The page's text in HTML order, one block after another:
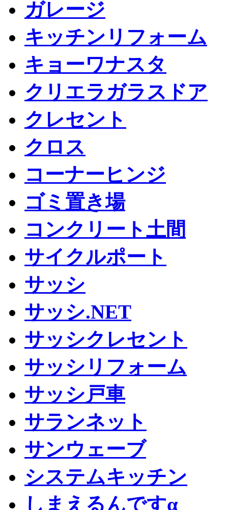
ガレージ
キッチンリフォーム
キョーワナスタ
クリエラガラスドア
クレセント
クロス
コーナーヒンジ
ゴミ置き場
コンクリート土間
サイクルポート
サッシ
サッシ.NET
サッシクレセント
サッシリフォーム
サッシ戸車
サランネット
サンウェーブ
システムキッチン
しまえるんですα